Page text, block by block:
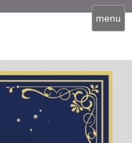
T
o
g
l
e
n
v
menu